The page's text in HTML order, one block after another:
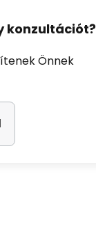
konzultációt?
Önnek